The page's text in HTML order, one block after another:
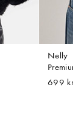
Nelly
699 kr